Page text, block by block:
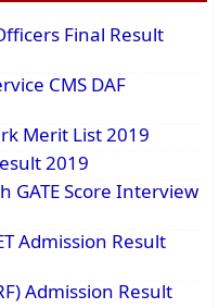
Final Result
CMS DAF
Merit List 2019
2019
GATE Score Interview
Admission Result
Admission Result